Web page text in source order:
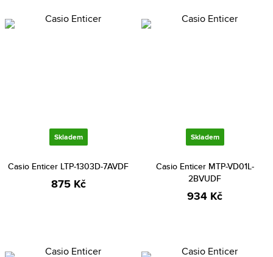
Skladem
Casio Enticer LTP-1303D-7AVDF
875 Kč
Skladem
Casio Enticer MTP-VD01L-
2BVUDF
934 Kč